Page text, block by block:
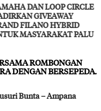
PALU
RS Pendidikan
Layanan
ROMBONGAN
DENGAN BERSEPEDA.
Bunta – Ampana